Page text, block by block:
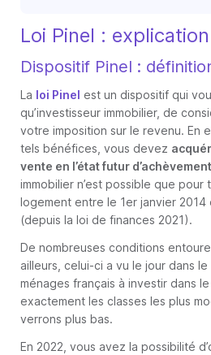
Loi Pinel : explication
Dispositif Pinel :
La loi Pinel est un dispositif qui
qu’investisseur immobilier, de
votre imposition sur le revenu. En
tels bénéfices, vous devez
vente en l’état futur d’achèvement
immobilier n’est possible que pour
logement entre le 1er janvier
(depuis la loi de finances 2021).
De nombreuses conditions
ailleurs, celui-ci a vu le jour dans le
ménages français à investir dans
exactement les classes les plus
verrons plus bas.
En 2022, vous avez la possibilité